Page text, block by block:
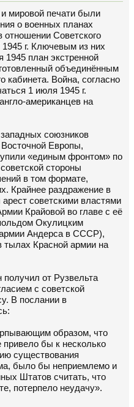
и мировой печати были
о военных планах
отношении Советского
г. Ключевым из них
1945 план экстренной
объединённым
кабинета. Война, согласно
1 июля 1945 г.
американцев на
союзников
Европы,
«единым фронтом» по
стороны
в том формате,
Крайнее раздражение в
советскими властями
Крайовой во главе с её
Окулицким
Андерса в СССР),
тылах Красной армии на
от Рузвельта
с советской
В послании в
образом, что
бы к несколько
существования
было бы неприемлемо и
Штатов считать, что
потерпело неудачу».